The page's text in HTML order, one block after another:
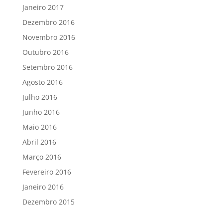
Janeiro 2017
Dezembro 2016
Novembro 2016
Outubro 2016
Setembro 2016
Agosto 2016
Julho 2016
Junho 2016
Maio 2016
Abril 2016
Março 2016
Fevereiro 2016
Janeiro 2016
Dezembro 2015